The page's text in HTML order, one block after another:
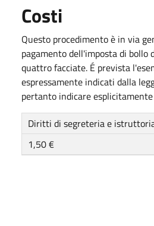
Costi
Questo procedimento è in via
pagamento dell'imposta di bollo
quattro facciate. É prevista
espressamente indicati dalla
pertanto indicare
Diritti di segreteria e
1,50 €